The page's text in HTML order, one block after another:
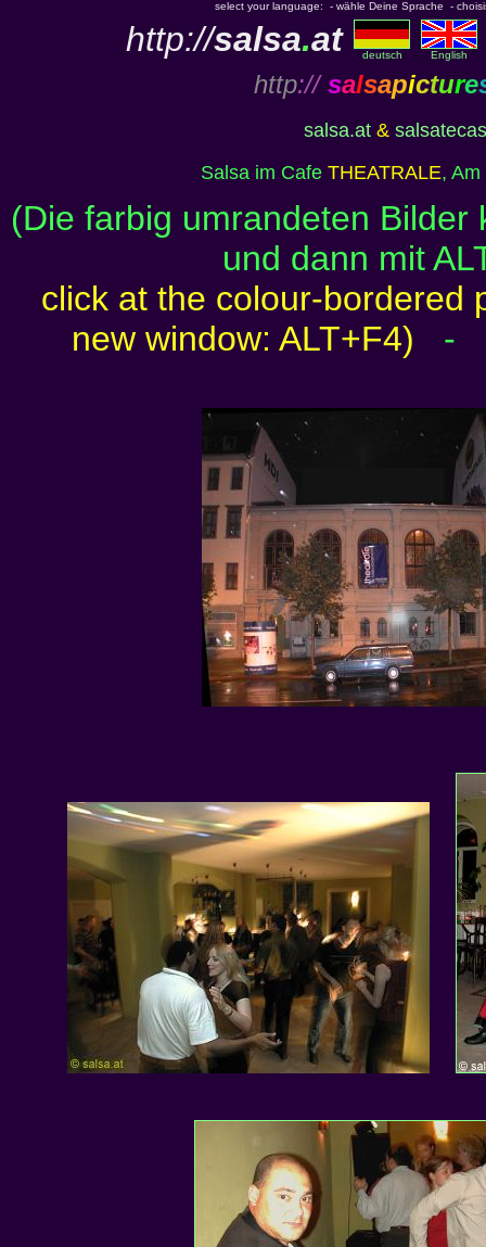
select your language: - wähle Deine Sprache -
http://salsa.at deutsch English
http:// salsapicture
salsa.at &
Salsa im Cafe THEATRALE,
(Die farbig umrandeten
und dann mit
click at the colour-bordered
new window: ALT+F4)
-